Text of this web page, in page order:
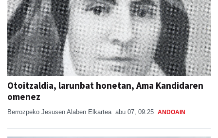
Otoitzaldia, larunbat honetan, Ama Kandidaren
omenez
Berrozpeko Jesusen Alaben Elkartea abu 07, 09:25